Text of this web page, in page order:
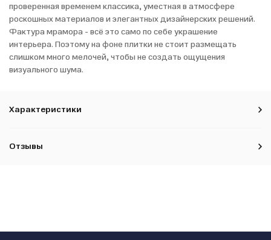
проверенная временем классика, уместная в атмосфере
роскошных материалов и элегантных дизайнерских решений.
Фактура мрамора - всё это само по себе украшение
интерьера. Поэтому на фоне плитки не стоит размещать
слишком много мелочей, чтобы не создать ощущения
визуального шума.
Характеристики
Отзывы